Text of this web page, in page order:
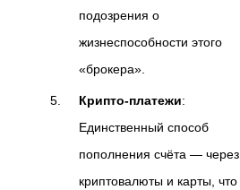
подозрения о
жизнеспособности этого
«брокера».
Крипто-платежи:
Единственный способ
пополнения счёта — через
криптовалюты и карты, что